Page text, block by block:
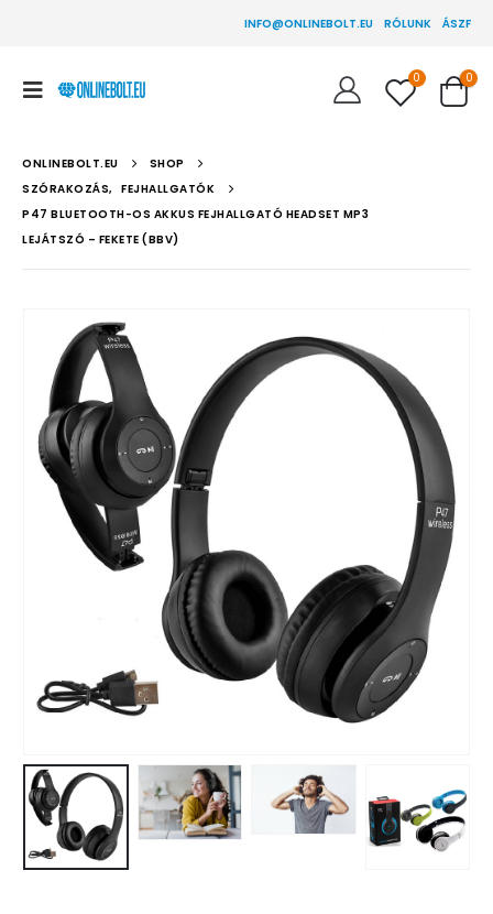
INFO@ONLINEBOLT.EU RÓLUNK ÁSZF
0 0
ONLINEBOLT.EU
SHOP
SZÓRAKOZÁS, FEJHALLGATÓK
P47 BLUETOOTH-OS AKKUS FEJHALLGATÓ HEADSET MP3
LEJÁTSZÓ – FEKETE (BBV)